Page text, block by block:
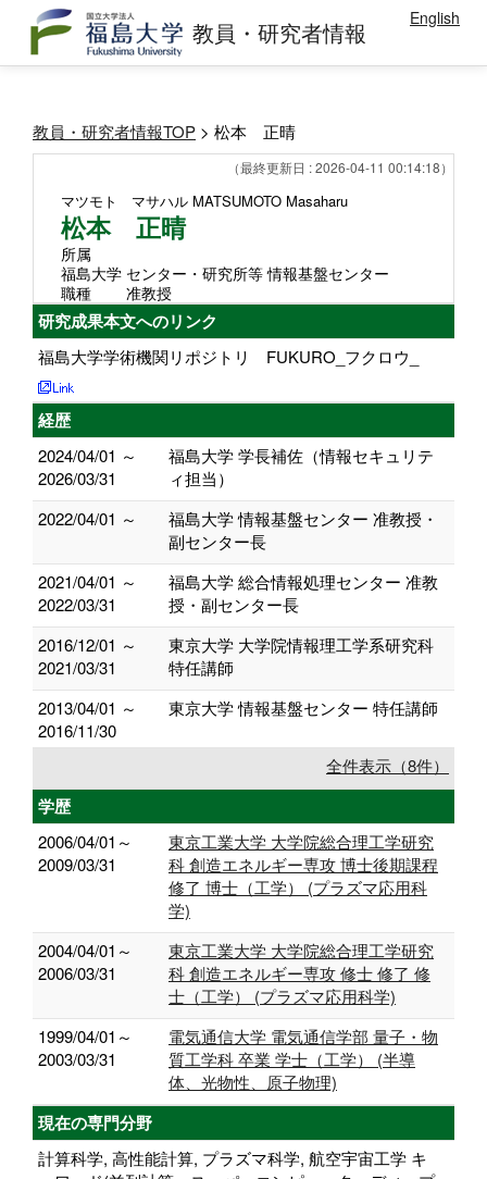
教員・研究者情報 English
教員・研究者情報TOP > 松本 正晴
（最終更新日 : 2026-04-11 00:14:18）
マツモト マサハル MATSUMOTO Masaharu
松本 正晴
所属
福島大学 センター・研究所等 情報基盤センター
職種
准教授
研究成果本文へのリンク
福島大学学術機関リポジトリ FUKURO_フクロウ_
経歴
2024/04/01 ～
2026/03/31
福島大学 学長補佐（情報セキュリテ
ィ担当）
2022/04/01 ～
福島大学 情報基盤センター 准教授・
副センター長
2021/04/01 ～
2022/03/31
福島大学 総合情報処理センター 准教
授・副センター長
2016/12/01 ～
2021/03/31
東京大学 大学院情報理工学系研究科
特任講師
2013/04/01 ～
2016/11/30
東京大学 情報基盤センター 特任講師
全件表示（8件）
学歴
2006/04/01～
2009/03/31
東京工業大学 大学院総合理工学研究
科 創造エネルギー専攻 博士後期課程
修了 博士（工学） (プラズマ応用科
学)
2004/04/01～
2006/03/31
東京工業大学 大学院総合理工学研究
科 創造エネルギー専攻 修士 修了 修
士（工学） (プラズマ応用科学)
1999/04/01～
2003/03/31
電気通信大学 電気通信学部 量子・物
質工学科 卒業 学士（工学） (半導
体、光物性、原子物理)
現在の専門分野
計算科学, 高性能計算, プラズマ科学, 航空宇宙工学 キ